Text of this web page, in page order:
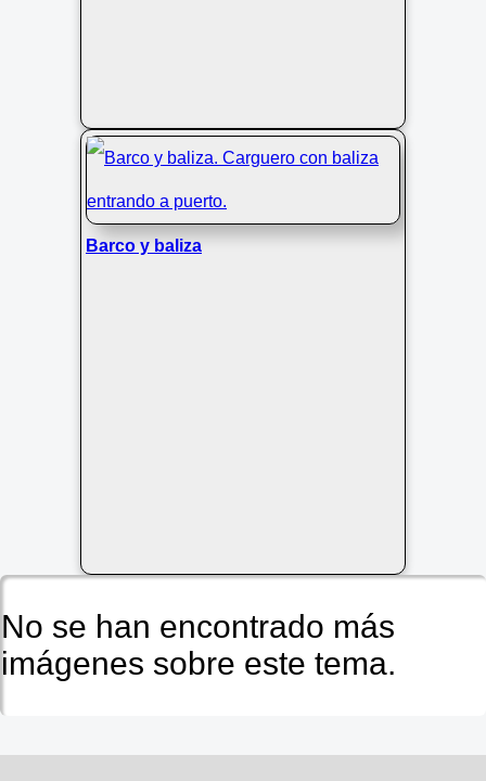
Barco y baliza
No se han encontrado más
imágenes sobre este tema.